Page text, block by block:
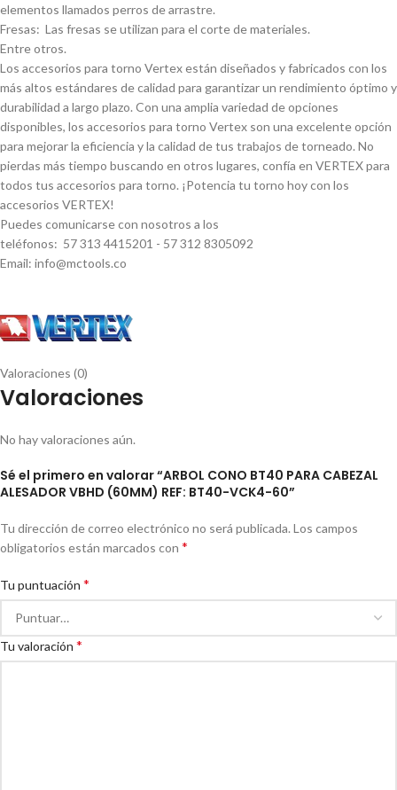
elementos llamados perros de arrastre.
Fresas: Las fresas se utilizan para el corte de materiales.
Entre otros.
Los accesorios para torno Vertex están diseñados y fabricados con los
más altos estándares de calidad para garantizar un rendimiento óptimo y
durabilidad a largo plazo. Con una amplia variedad de opciones
disponibles, los accesorios para torno Vertex son una excelente opción
para mejorar la eficiencia y la calidad de tus trabajos de torneado. No
pierdas más tiempo buscando en otros lugares, confí­a en VERTEX para
todos tus accesorios para torno. ¡Potencia tu torno hoy con los
accesorios VERTEX!
Puedes comunicarse con nosotros a los
teléfonos: 57 313 4415201 - 57 312 8305092
Email: info@mctools.co
Valoraciones (0)
Valoraciones
No hay valoraciones aún.
Sé el primero en valorar “ARBOL CONO BT40 PARA CABEZAL
ALESADOR VBHD (60MM) REF: BT40-VCK4-60”
Tu dirección de correo electrónico no será publicada. Los campos
obligatorios están marcados con *
Tu puntuación *
Tu valoración *